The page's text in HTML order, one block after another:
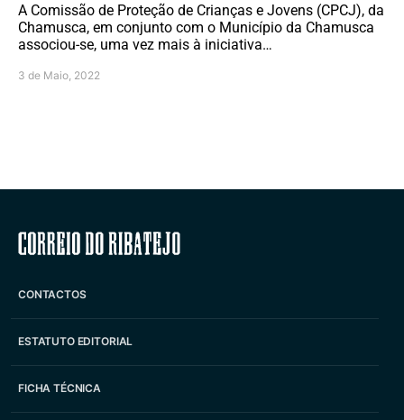
A Comissão de Proteção de Crianças e Jovens (CPCJ), da
Chamusca, em conjunto com o Município da Chamusca
associou-se, uma vez mais à iniciativa…
3 de Maio, 2022
Correio do Ribatejo
CONTACTOS
ESTATUTO EDITORIAL
FICHA TÉCNICA